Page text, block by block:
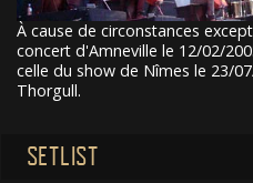
À cause de circonstances
concert d'Amneville le 12/02/
celle du show de Nîmes le 23/
Thorgull.
SETLIST